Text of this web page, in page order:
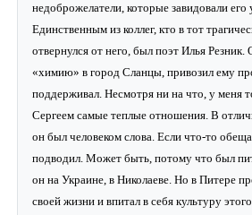
недоброжелатели, которые завидовали его
Единственным из коллег, кто в тот
отвернулся от него, был поэт Илья
«химию» в город Сланцы, привозил ему
поддерживал. Несмотря ни на что, у меня
Сергеем самые теплые отношения. В
он был человеком слова. Если что-то
подводил. Может быть, потому что был
он на Украине, в Николаеве. Но в Питере
своей жизни и впитал в себя культуру